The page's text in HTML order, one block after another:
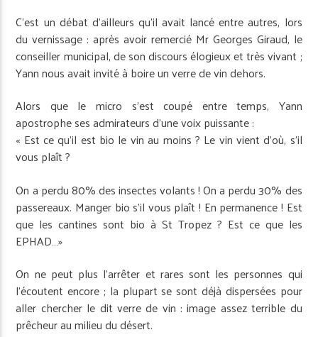
C’est un débat d’ailleurs qu’il avait lancé entre autres, lors
du vernissage : après avoir remercié Mr Georges Giraud, le
conseiller municipal, de son discours élogieux et très vivant ;
Yann nous avait invité à boire un verre de vin dehors.
Alors que le micro s’est coupé entre temps, Yann
apostrophe ses admirateurs d’une voix puissante :
« Est ce qu’il est bio le vin au moins ? Le vin vient d’où, s’il
vous plaît ?
On a perdu 80% des insectes volants ! On a perdu 30% des
passereaux. Manger bio s’il vous plaît ! En permanence ! Est
que les cantines sont bio à St Tropez ? Est ce que les
EPHAD…»
On ne peut plus l’arrêter et rares sont les personnes qui
l’écoutent encore ; la plupart se sont déjà dispersées pour
aller chercher le dit verre de vin : image assez terrible du
prêcheur au milieu du désert.